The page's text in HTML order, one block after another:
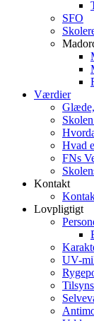
SFO
Værdier
Hvad
FNs
Kontakt
Lovpligtigt
UV-